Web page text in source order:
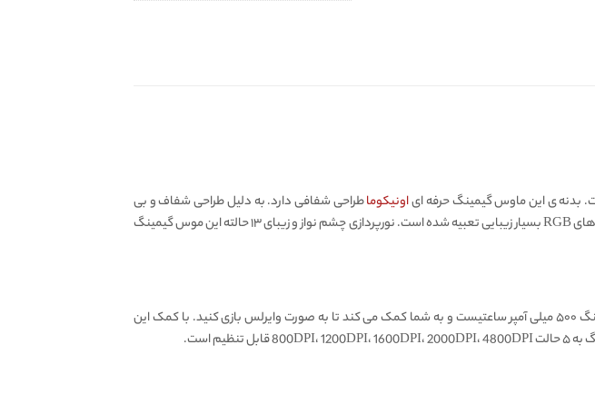
بدنه ی این ماوس گیمینگ حرفه ایاونیکوماطراحی شفافی دارد. به دلیل طراحی شفاف و بی
رنگ پوسته ی خارجی این موس گیمینگ حرفه ای، داخل موس قابل مشاهده است. داخل این موس چراغ های RGB بسیار زیبایی تعبیه شده است. نورپردازی چشم نواز و زیبای ۱۳ حالته این موس گیمینگ
این موس گیمینگ را می توانید به صورت سیمی و بی سیم استفاده کنید. باتری داخلی این موس گیمینگ ۵۰۰ میلی آمپر ساعتیست و به شما کمک می کند تا به صورت وایرلس بازی کنید. با کمک این